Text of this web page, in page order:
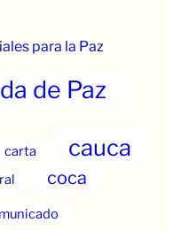
para la Paz
de Paz
carta cauca
coca